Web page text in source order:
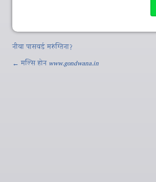
नीवा पासवर्ड मरुंग्तिना?
← मल्‍सि होन www.gondwana.in